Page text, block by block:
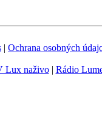
| Ochrana osobných
Lux naživo| Rádio